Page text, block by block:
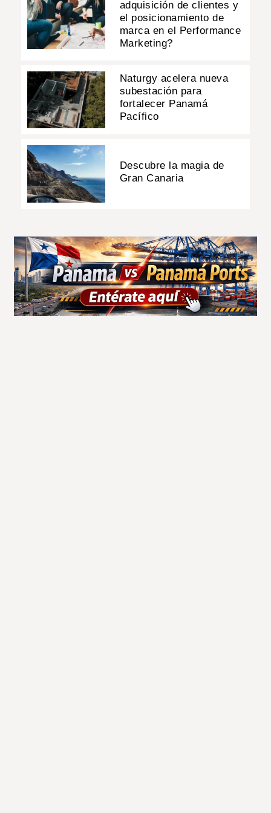
adquisición de clientes y
el posicionamiento de
marca en el Performance
Marketing?
Naturgy acelera nueva
subestación para
fortalecer Panamá
Pacífico
Descubre la magia de
Gran Canaria